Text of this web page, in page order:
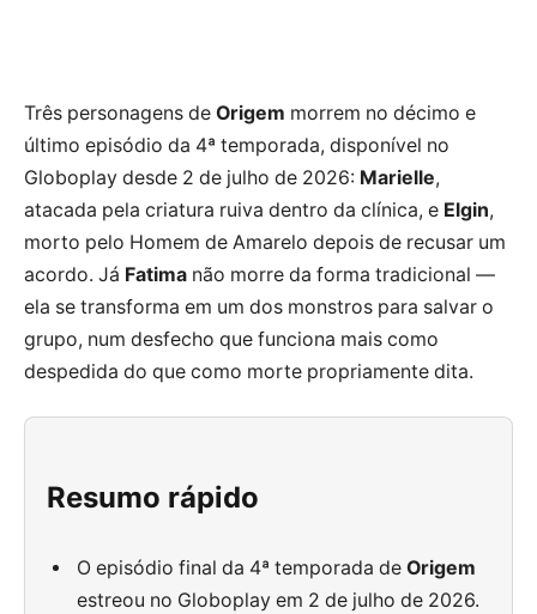
Três personagens de Origem morrem no décimo e
último episódio da 4ª temporada, disponível no
Globoplay desde 2 de julho de 2026: Marielle,
atacada pela criatura ruiva dentro da clínica, e Elgin,
morto pelo Homem de Amarelo depois de recusar um
acordo. Já Fatima não morre da forma tradicional —
ela se transforma em um dos monstros para salvar o
grupo, num desfecho que funciona mais como
despedida do que como morte propriamente dita.
Resumo rápido
O episódio final da 4ª temporada deOrigem
estreou no Globoplay em 2 de julho de 2026.